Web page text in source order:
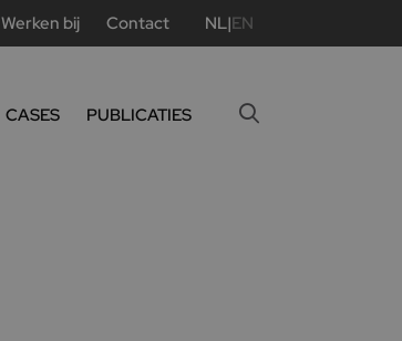
Werken bij Contact NL|EN
CASES PUBLICATIES